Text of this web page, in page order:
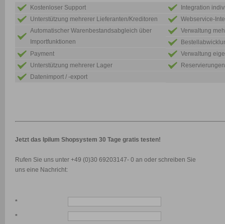
Kostenloser Support
Integration
Unterstützung mehrerer Lieferanten/Kreditoren
Webservice-
Automatischer Warenbestandsabgleich über
Importfunktionen
Verwaltung
Payment
Verwaltung
Unterstützung mehrerer Lager
Datenimport / -export
Jetzt das Ipilum Shopsystem 30 Tage gratis testen!
Rufen Sie uns unter +49 (0)30 69203147- 0 an oder schreiben Sie
uns eine Nachricht:
*
*